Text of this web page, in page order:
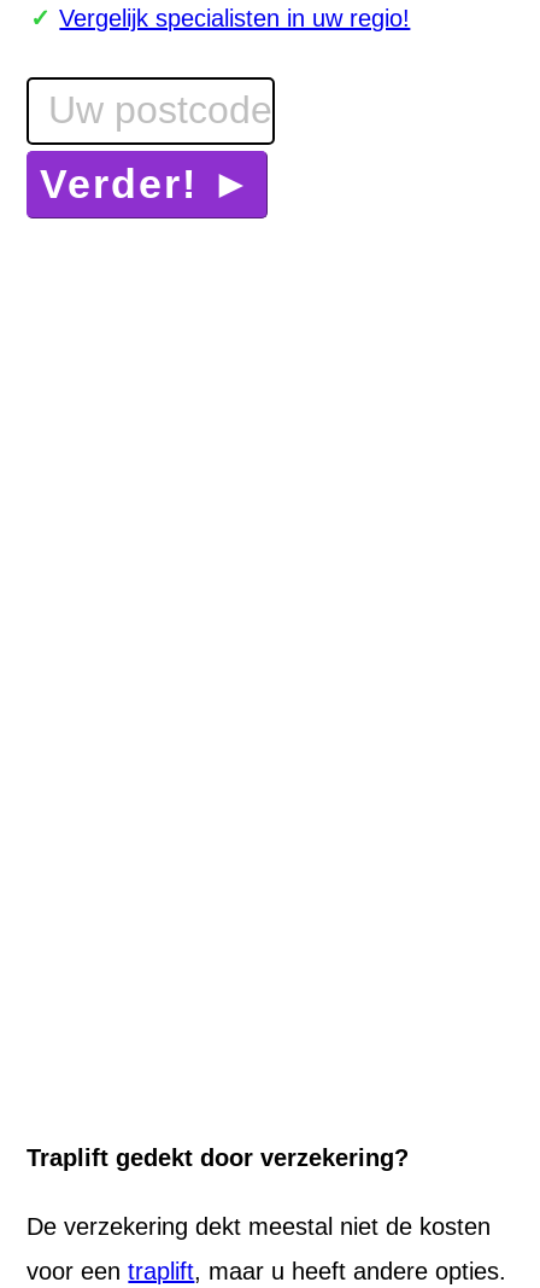
Vergelijk specialisten in uw regio!
Traplift gedekt door verzekering?
De verzekering dekt meestal niet de kosten
voor eentraplift, maar u heeft andere opties.